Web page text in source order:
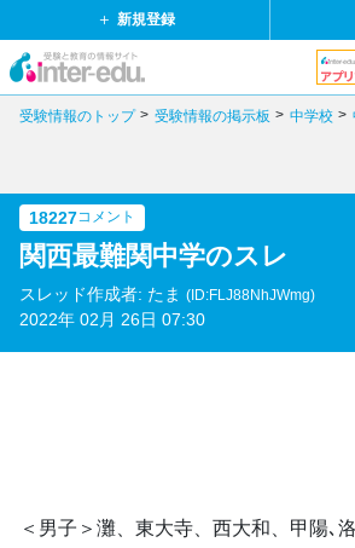
新規登録
受験情報のトップ 受験情報の掲示板 中学校
18227コメント
関西最難関中学のスレ
スレッド作成者: たま (ID:FLJ88NhJWmg)
2022年 02月 26日 07:30
＜男子＞灘、東大寺、西大和、甲陽､